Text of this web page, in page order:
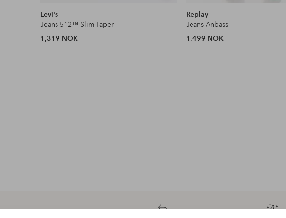
Levi's
Jeans 512™ Slim Taper
1,319 NOK
Replay
Jeans Anbass
1,499 NOK